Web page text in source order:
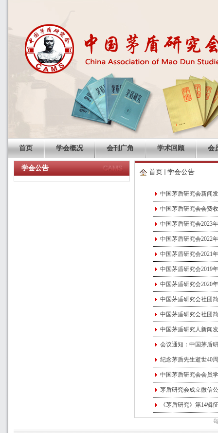
首页 学会概况 会刊广角 学术回顾 会
学会公告
首页 学会公告
中国茅盾研究会新闻
中国茅盾研究会会费
中国茅盾研究会2023
中国茅盾研究会2022
中国茅盾研究会2021
中国茅盾研究会2019
中国茅盾研究会2020
中国茅盾研究会社团
中国茅盾研究会社团
中国茅盾研究人新闻
会议通知：中国茅盾
纪念茅盾先生逝世40
中国茅盾研究会会员
茅盾研究会成立微信
《茅盾研究》第14辑